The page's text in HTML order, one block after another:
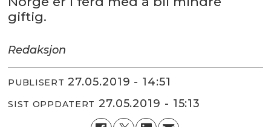
giftig.
Redaksjon
PUBLISERT 27.05.2019 - 14:51
SIST OPPDATERT 27.05.2019 - 15:13